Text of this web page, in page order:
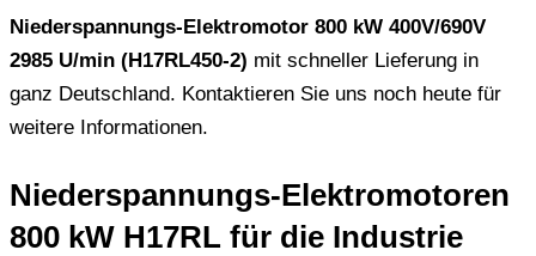
Niederspannungs-Elektromotor 800 kW 400V/690V
2985 U/min (H17RL450-2) mit schneller Lieferung in
ganz Deutschland. Kontaktieren Sie uns noch heute für
weitere Informationen.
Niederspannungs-Elektromotoren
800 kW H17RL für die Industrie